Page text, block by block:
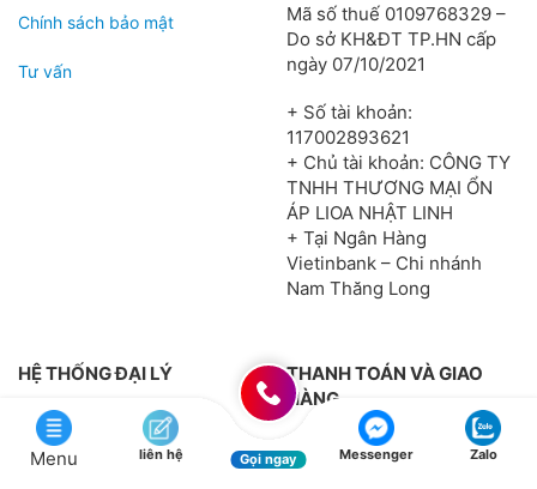
Chính sách bảo mật
Tư vấn
Mã số thuế 0109768329 –
Do sở KH&ĐT TP.HN cấp
ngày 07/10/2021
+ Số tài khoản:
117002893621
+ Chủ tài khoản: CÔNG TY
TNHH THƯƠNG MẠI ỔN
ÁP LIOA NHẬT LINH
+ Tại Ngân Hàng
Vietinbank – Chi nhánh
Nam Thăng Long
HỆ THỐNG ĐẠI LÝ
Trường Chinh, P. Tân
Sơn Nhì, Q. Tân Phú, TP
Hồ Chí Minh
THANH TOÁN VÀ GIAO
HÀNG
Theo chính sách mới từ
năm 2026, tất cả các đơn
Menu liên hệ Gọi ngay Messenger Zalo